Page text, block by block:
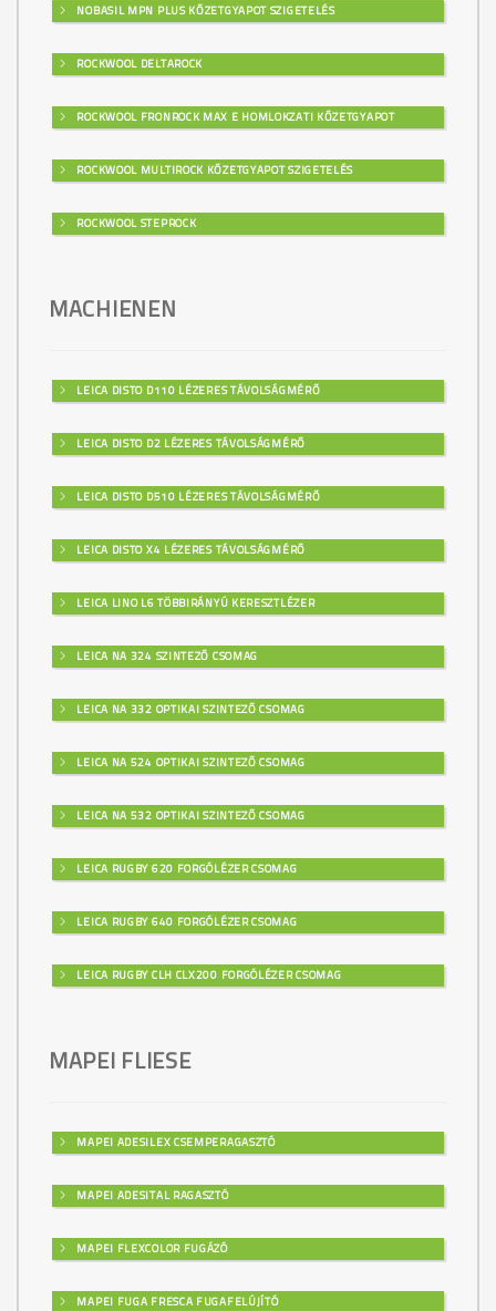
NOBASIL MPN PLUS KŐZETGYAPOT SZIGETELÉS
ROCKWOOL DELTAROCK
ROCKWOOL FRONROCK MAX E HOMLOKZATI KŐZETGYAPOT
ROCKWOOL MULTIROCK KŐZETGYAPOT SZIGETELÉS
ROCKWOOL STEPROCK
MACHIENEN
LEICA DISTO D110 LÉZERES TÁVOLSÁGMÉRŐ
LEICA DISTO D2 LÉZERES TÁVOLSÁGMÉRŐ
LEICA DISTO D510 LÉZERES TÁVOLSÁGMÉRŐ
LEICA DISTO X4 LÉZERES TÁVOLSÁGMÉRŐ
LEICA LINO L6 TÖBBIRÁNYÚ KERESZTLÉZER
LEICA NA 324 SZINTEZŐ CSOMAG
LEICA NA 332 OPTIKAI SZINTEZŐ CSOMAG
LEICA NA 524 OPTIKAI SZINTEZŐ CSOMAG
LEICA NA 532 OPTIKAI SZINTEZŐ CSOMAG
LEICA RUGBY 620 FORGÓLÉZER CSOMAG
LEICA RUGBY 640 FORGÓLÉZER CSOMAG
LEICA RUGBY CLH CLX200 FORGÓLÉZER CSOMAG
MAPEI FLIESE
MAPEI ADESILEX CSEMPERAGASZTÓ
MAPEI ADESITAL RAGASZTÓ
MAPEI FLEXCOLOR FUGÁZÓ
MAPEI FUGA FRESCA FUGAFELÚJÍTÓ